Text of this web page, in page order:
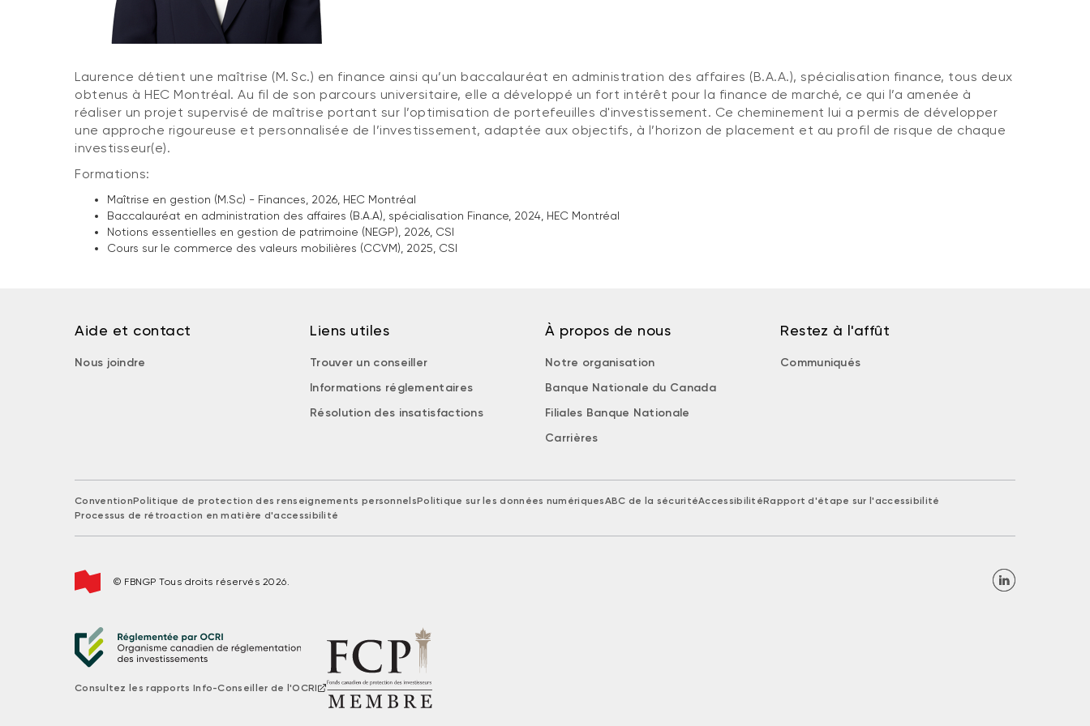
Laurence détient une maîtrise (M. Sc.) en finance ainsi qu’un baccalauréat en administration des affaires (B.A.A.), spécialisation finance, tous deux
obtenus à HEC Montréal. Au fil de son parcours universitaire, elle a développé un fort intérêt pour la finance de marché, ce qui l’a amenée à
réaliser un projet supervisé de maîtrise portant sur l’optimisation de portefeuilles d'investissement. Ce cheminement lui a permis de développer
une approche rigoureuse et personnalisée de l’investissement, adaptée aux objectifs, à l’horizon de placement et au profil de risque de chaque
investisseur(e).
Formations:
Maîtrise en gestion (M.Sc) - Finances, 2026, HEC Montréal
Baccalauréat en administration des affaires (B.A.A), spécialisation Finance, 2024, HEC Montréal
Notions essentielles en gestion de patrimoine (NEGP), 2026, CSI
Cours sur le commerce des valeurs mobilières (CCVM), 2025, CSI
Aide et contact
Nous joindre
Liens utiles
Trouver un conseiller
Informations réglementaires
Résolution des insatisfactions
À propos de nous
Notre organisation
Banque Nationale du Canada
Filiales Banque Nationale
Carrières
Restez à l'affût
Communiqués
ConventionPolitique de protection des renseignements personnelsPolitique sur les données numériquesABC de la sécuritéAccessibilitéRapport d'étape sur l'accessibilité
Processus de rétroaction en matière d'accessibilité
© FBNGP Tous droits réservés 2026.
Consultez les rapports Info-Conseiller de l'OCRI